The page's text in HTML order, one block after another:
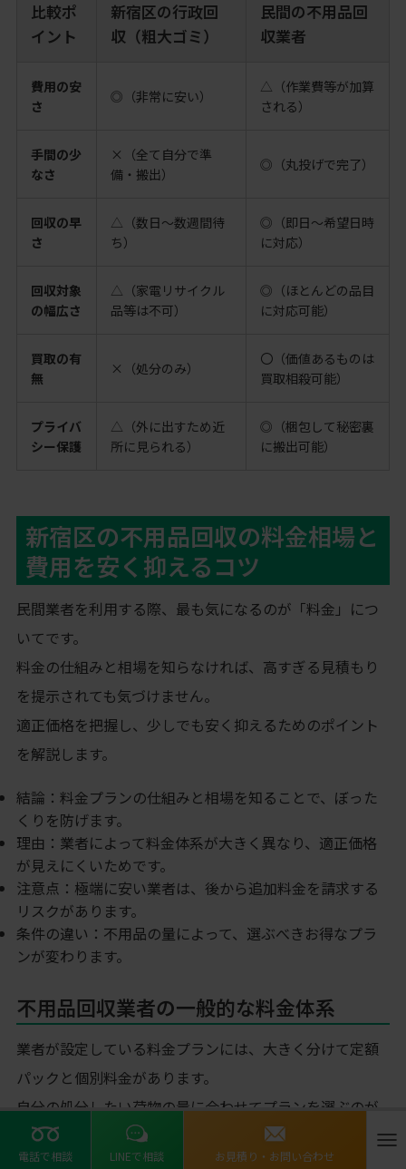
電話で相談 LINEで相談 お見積り・お問い合わせ
比較ポ
イント
新宿区の行政回
収（粗大ゴミ）
民間の不用品回
収業者
費用の安
さ
◎（非常に安い）
△（作業費等が加算
される）
手間の少
なさ
×（全て自分で準
備・搬出）
◎（丸投げで完了）
回収の早
さ
△（数日〜数週間待
ち）
◎（即日〜希望日時
に対応）
回収対象
の幅広さ
△（家電リサイクル
品等は不可）
◎（ほとんどの品目
に対応可能）
買取の有
無
×（処分のみ）
〇（価値あるものは
買取相殺可能）
プライバ
シー保護
△（外に出すため近
所に見られる）
◎（梱包して秘密裏
に搬出可能）
新宿区の不用品回収の料金相場と
費用を安く抑えるコツ
民間業者を利用する際、最も気になるのが「料金」につ
いてです。
料金の仕組みと相場を知らなければ、高すぎる見積もり
を提示されても気づけません。
適正価格を把握し、少しでも安く抑えるためのポイント
を解説します。
結論：料金プランの仕組みと相場を知ることで、ぼった
くりを防げます。
理由：業者によって料金体系が大きく異なり、適正価格
が見えにくいためです。
注意点：極端に安い業者は、後から追加料金を請求する
リスクがあります。
条件の違い：不用品の量によって、選ぶべきお得なプラ
ンが変わります。
不用品回収業者の一般的な料金体系
業者が設定している料金プランには、大きく分けて定額
パックと個別料金があります。
自分の処分したい荷物の量に合わせてプランを選ぶのが
基本です。